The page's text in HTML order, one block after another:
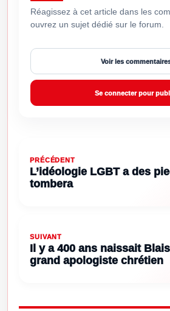
Réagissez à cet article dans les
ouvrez un sujet dédié sur le forum.
Voir les
Se connecter pour
PRÉCÉDENT
L’idéologie LGBT a des
tombera
SUIVANT
Il y a 400 ans naissait
grand apologiste chrétien